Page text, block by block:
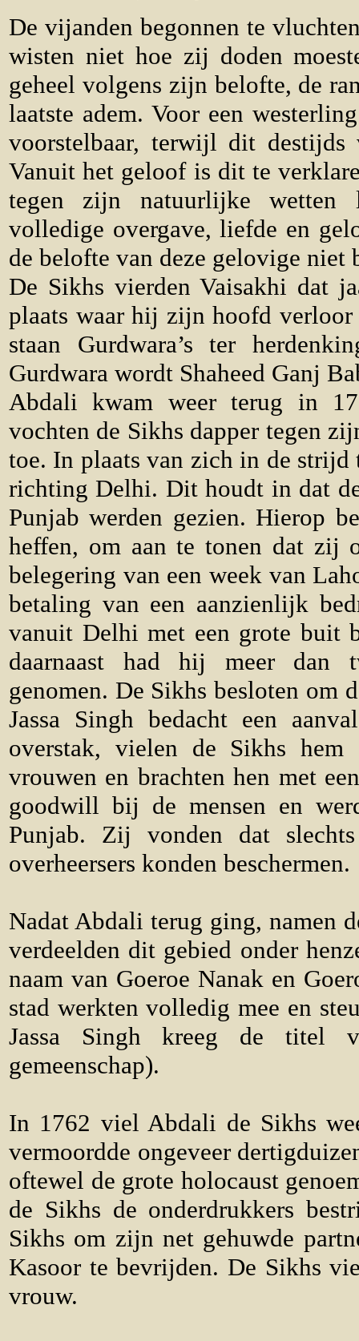
De vijanden begonnen te
wisten niet hoe zij doden
geheel volgens zijn belofte, de
laatste adem. Voor een
voorstelbaar, terwijl dit destijds
Vanuit het geloof is dit te
tegen zijn natuurlijke wetten
volledige overgave, liefde en
de belofte van deze gelovige niet
De Sikhs vierden Vaisakhi dat
plaats waar hij zijn hoofd verloor
staan Gurdwara’s ter
Gurdwara wordt Shaheed Ganj
Abdali kwam weer terug in
vochten de Sikhs dapper tegen
toe. In plaats van zich in de strijd
richting Delhi. Dit houdt in dat
Punjab werden gezien. Hierop
heffen, om aan te tonen dat zij
belegering van een week van
betaling van een aanzienlijk
vanuit Delhi met een grote buit
daarnaast had hij meer dan
genomen. De Sikhs besloten om
Jassa Singh bedacht een
overstak, vielen de Sikhs
vrouwen en brachten hen met
goodwill bij de mensen en
Punjab. Zij vonden dat
overheersers konden beschermen.
Nadat Abdali terug ging, namen
verdeelden dit gebied onder
naam van Goeroe Nanak en
stad werkten volledig mee en
Jassa Singh kreeg de titel
gemeenschap).
In 1762 viel Abdali de Sikhs
vermoordde ongeveer
oftewel de grote holocaust
de Sikhs de onderdrukkers
Sikhs om zijn net gehuwde
Kasoor te bevrijden. De Sikhs
vrouw.